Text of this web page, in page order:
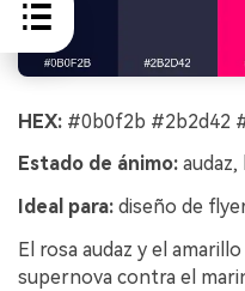
HEX: #0b0f2b #2b2d42
Estado de ánimo: audaz,
Ideal para: diseño de
El rosa audaz y el
supernova contra el